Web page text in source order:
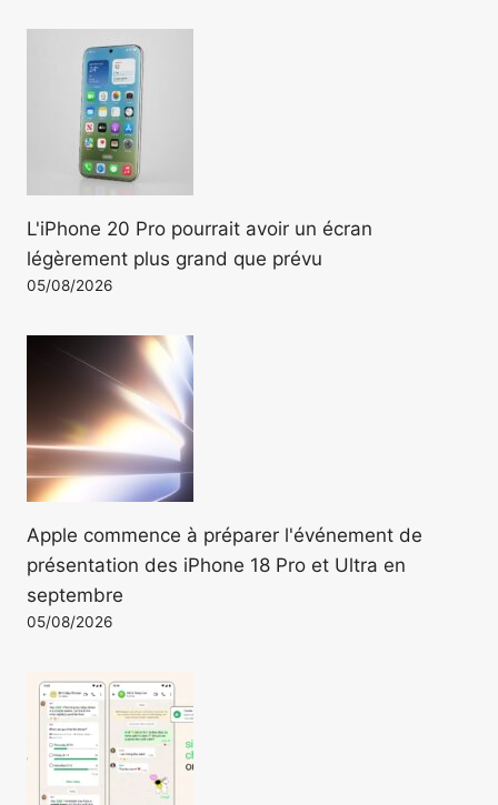
L'iPhone 20 Pro pourrait avoir un écran
légèrement plus grand que prévu
05/08/2026
Apple commence à préparer l'événement de
présentation des iPhone 18 Pro et Ultra en
septembre
05/08/2026